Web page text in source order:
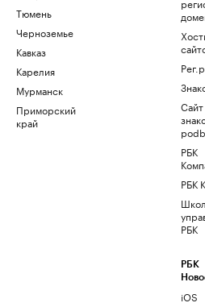
Тюмень
Черноземье
Кавказ
Карелия
Мурманск
Приморский
край
Сайт
РБК
РБК
РБК
РБК
iOS